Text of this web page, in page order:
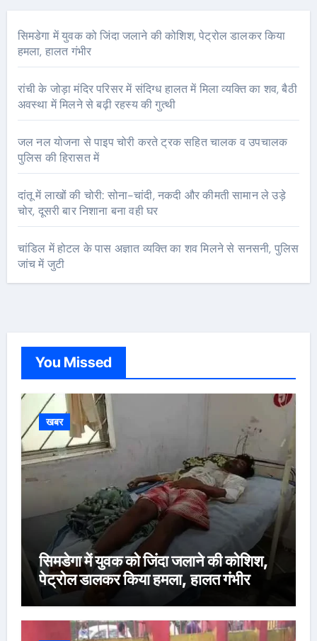
सिमडेगा में युवक को जिंदा जलाने की कोशिश, पेट्रोल डालकर किया
हमला, हालत गंभीर
रांची के जोड़ा मंदिर परिसर में संदिग्ध हालत में मिला व्यक्ति का शव, बैठी
अवस्था में मिलने से बढ़ी रहस्य की गुत्थी
जल नल योजना से पाइप चोरी करते ट्रक सहित चालक व उपचालक
पुलिस की हिरासत में
दांतू में लाखों की चोरी: सोना-चांदी, नकदी और कीमती सामान ले उड़े
चोर, दूसरी बार निशाना बना वही घर
चांडिल में होटल के पास अज्ञात व्यक्ति का शव मिलने से सनसनी, पुलिस
जांच में जुटी
You Missed
खबर
सिमडेगा में युवक को जिंदा जलाने की कोशिश,
पेट्रोल डालकर किया हमला, हालत गंभीर